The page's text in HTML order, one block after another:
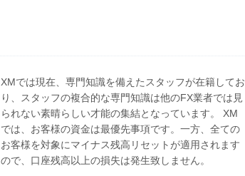
XMでは現在、専門知識を備えたスタッフが在籍してお
り、スタッフの複合的な専門知識は他のFX業者では見
られない素晴らしい才能の集結となっています。 XM
では、お客様の資金は最優先事項です。一方、全ての
お客様を対象にマイナス残高リセットが適用されます
ので、口座残高以上の損失は発生致しません。